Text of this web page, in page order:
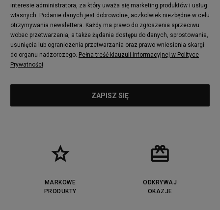
interesie administratora, za który uważa się marketing produktów i usług
własnych. Podanie danych jest dobrowolne, aczkolwiek niezbędne w celu
otrzymywania newslettera. Każdy ma prawo do zgłoszenia sprzeciwu
wobec przetwarzania, a także żądania dostępu do danych, sprostowania,
usunięcia lub ograniczenia przetwarzania oraz prawo wniesienia skargi
do organu nadzorczego. Pełna treść klauzuli informacyjnej w Polityce
Prywatności
MARKOWE
PRODUKTY
ODKRYWAJ
OKAZJE